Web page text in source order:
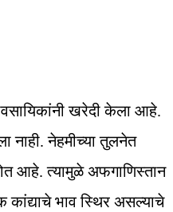
खरेदी केला आहे.
नाही. नेहमीच्या तुलनेत
आहे. त्यामुळे अफगाणिस्तान
कांद्याचे भाव स्थिर असल्याचे